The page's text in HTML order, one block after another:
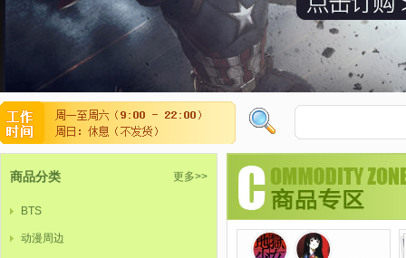
商品分类 更多>>
BTS
动漫周边